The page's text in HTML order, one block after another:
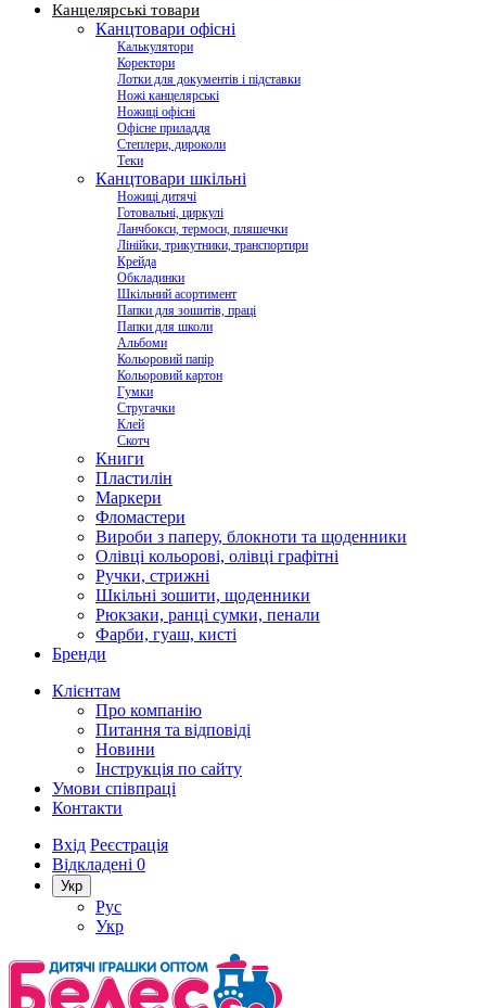
Канцелярські товари
Канцтовари офісні
Калькулятори
Коректори
Лотки для документів і підставки
Ножі канцелярські
Ножиці офісні
Офісне приладдя
Степлери, дироколи
Теки
Канцтовари шкільні
Ножиці дитячі
Готовальні, циркулі
Ланчбокси, термоси, пляшечки
Лінійки, трикутники, транспортири
Крейда
Обкладинки
Шкільний асортимент
Папки для зошитів, праці
Папки для школи
Альбоми
Кольоровий папір
Кольоровий картон
Гумки
Стругачки
Клей
Скотч
Книги
Пластилін
Маркери
Фломастери
Вироби з паперу, блокноти та щоденники
Олівці кольорові, олівці графітні
Ручки, стрижні
Шкільні зошити, щоденники
Рюкзаки, ранці сумки, пенали
Фарби, гуаш, кисті
Бренди
Клієнтам
Про компанію
Питання та відповіді
Новини
Інструкція по сайту
Умови співпраці
Контакти
Вхід Реєстрація
Відкладені 0
Укр
Рус
Укр